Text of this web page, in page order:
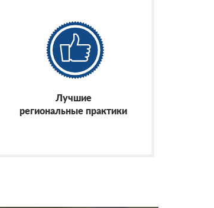
Лучшие
региональные практики